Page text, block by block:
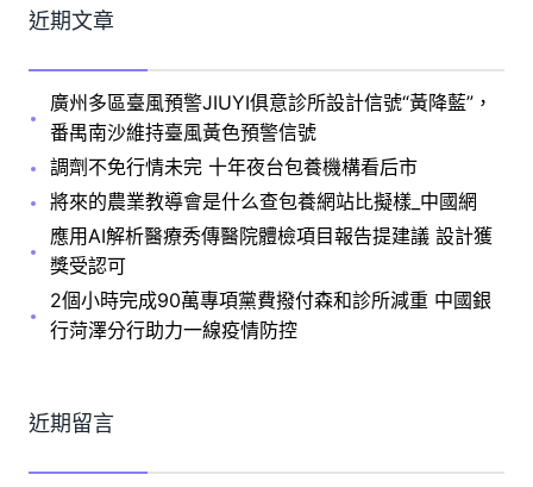
近期文章
廣州多區臺風預警JIUYI俱意診所設計信號“黃降藍”，
番禺南沙維持臺風黃色預警信號
調劑不免行情未完 十年夜台包養機構看后市
將來的農業教導會是什么查包養網站比擬樣_中國網
應用AI解析醫療秀傳醫院體檢項目報告提建議 設計獲
獎受認可
2個小時完成90萬專項黨費撥付森和診所減重 中國銀
行菏澤分行助力一線疫情防控
近期留言